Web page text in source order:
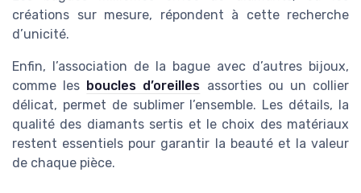
créations sur mesure, répondent à cette recherche
d’unicité.
Enfin, l’association de la bague avec d’autres bijoux,
comme les boucles d’oreilles assorties ou un collier
délicat, permet de sublimer l’ensemble. Les détails, la
qualité des diamants sertis et le choix des matériaux
restent essentiels pour garantir la beauté et la valeur
de chaque pièce.